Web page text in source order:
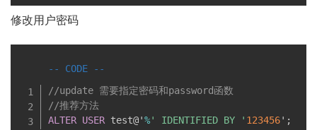
修改用户密码
//update 需要指定密码和password函数
//推荐方法
ALTER USER test@'%' IDENTIFIED BY ' 123456' ;